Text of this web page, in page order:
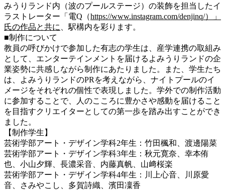
みうりランド内（波のプールステージ）の装飾を担当したイ
ラストレーター「電Q（https://www.instagram.com/denjinq/）」
氏の作品と共に
、駅構内を彩ります。
■制作について
教員の呼びかけで参加した有志の学生は、産学連携の取組み
として、エンターテインメントを届けるよみうりランドの企
業姿勢に共感しながら制作にあたりました。また、学生たち
は、よみうりランドのPRを考えながら、ナイトプールのイ
メージをそれぞれの個性で表現しました。学外での制作活動
に参加することで、人のこころに豊かさや感動を届けること
を目指すクリエイターとしての第一歩を踏み出すことができ
ました。
【制作学生】
芸術学部アート・デザイン学科2年生： 竹田楓和、渡邊陽菜
芸術学部アート・デザイン学科3年生： 秋元寛奈、幸本侑
也、小山夕輝、長濃采音、内藤真帆、山﨑桜楽
芸術学部アート・デザイン学科4年生： 川上心音、川原愛
音、さみやこし、多賀詩織、濱田凜香